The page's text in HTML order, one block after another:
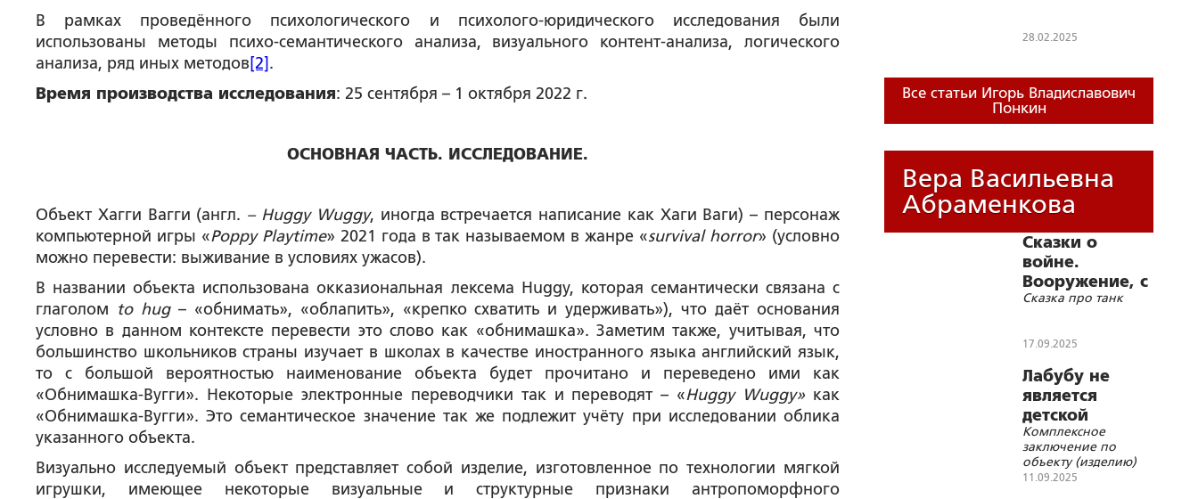
В рамках проведённого психологического и психолого-юридического исследования были
использованы методы психо-семантического анализа, визуального контент-анализа, логического
анализа, ряд иных методов [2] .
Время производства исследования: 25 сентября – 1 октября 2022 г.
ОСНОВНАЯ ЧАСТЬ. ИССЛЕДОВАНИЕ.
Объект Хагги Вагги (англ. – Huggy Wuggy, иногда встречается написание как Хаги Ваги) – персонаж
компьютерной игры «Poppy Playtime» 2021 года в так называемом в жанре «survival horror» (условно
можно перевести: выживание в условиях ужасов).
В названии объекта использована окказиональная лексема Huggy, которая семантически связана с
глаголом to hug– «обнимать», «облапить», «крепко схватить и удерживать»), что даёт основания
условно в данном контексте перевести это слово как «обнимашка». Заметим также, учитывая, что
большинство школьников страны изучает в школах в качестве иностранного языка английский язык,
то с большой вероятностью наименование объекта будет прочитано и переведено ими как
«Обнимашка-Вугги». Некоторые электронные переводчики так и переводят – «Huggy Wuggy» как
«Обнимашка-Вугги». Это семантическое значение так же подлежит учёту при исследовании облика
указанного объекта.
Визуально исследуемый объект представляет собой изделие, изготовленное по технологии мягкой
игрушки, имеющее некоторые визуальные и структурные признаки антропоморфного
первом чтении
Республики в
феврале 2025 года
too"
28.02.2025
Все статьи Игорь Владиславович
Понкин
Вера Васильевна
Абраменкова
Сказки о
войне.
Вооружение, с
которым мы
Сказка про танк
17.09.2025
Лабубу не
является
детской
игрушкой
Комплексное
заключение по
объекту (изделию)
«Лабубу»,
11.09.2025